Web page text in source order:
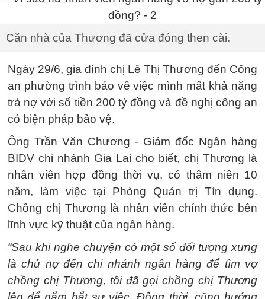
Căn nhà của Thương đã cửa đóng then cài.
Ngày 29/6, gia đình chị Lê Thị Thương đến Công
an phường trình báo về việc mình mất khả năng
trả nợ với số tiền 200 tỷ đồng và đề nghị công an
có biện pháp bảo vệ.
Ông Trần Văn Chương - Giám đốc Ngân hàng
BIDV chi nhánh Gia Lai cho biết, chị Thương là
nhân viên hợp đồng thời vụ, có thâm niên 10
năm, làm việc tại Phòng Quản trị Tín dụng.
Chồng chị Thương là nhân viên chính thức bên
lĩnh vực kỹ thuật của ngân hàng.
“Sau khi nghe chuyện có một số đối tượng xưng
là chủ nợ đến chi nhánh ngân hàng để tìm vợ
chồng chị Thương, tôi đã gọi chồng chị Thương